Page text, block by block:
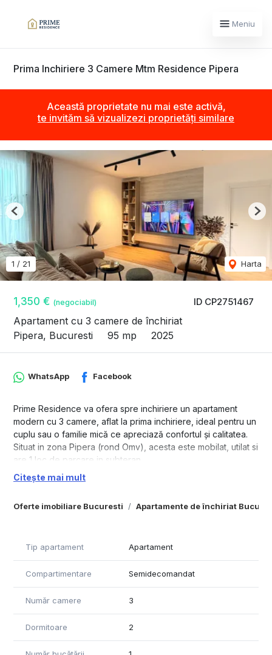
Meniu
Prima Inchiriere 3 Camere Mtm Residence Pipera
Această proprietate nu mai este activă,
te invităm să vizualizezi proprietăți similare
ID CP2751467
1,350 € (negociabil)
Apartament cu 3 camere de închiriat
Pipera, Bucuresti
95 mp 2025
1 / 21 Harta
Previous
Oferte imobiliare Bucuresti Apartamente de închiriat
WhatsApp Facebook
Prime Residence va ofera spre inchiriere un apartament
modern cu 3 camere, aflat la prima inchiriere, ideal pentru un
cuplu sau o familie mică ce apreciază confortul și calitatea.
Situat in zona Pipera (rond Omv), acesta este mobilat, utilat si
are 1 loc de parcare in subteran.
Apartamentu este situat la etajul 2/5 si are o suprfata utila de
lacul Pipera, asigurând liniște, intimitate și o panoramă
Conditii de inchiere: 1+2, contract pe minim 1 an, fara animale
de companie.
Acesta se poate inchiria incepand cu data de 10.05.2026
Citește mai mult
Tip apartament Apartament
Compartimentare Semidecomandat
Număr camere 3
Dormitoare 2